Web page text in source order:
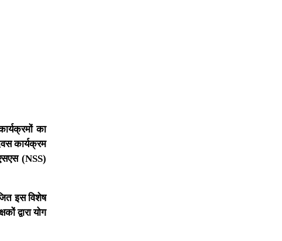
का
कार्यक्रम
(NSS)
इस विशेष
द्वारा योग